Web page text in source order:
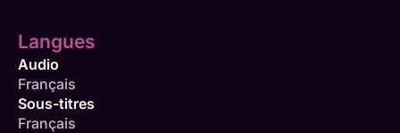
Langues
Audio
Français
Sous-titres
Français